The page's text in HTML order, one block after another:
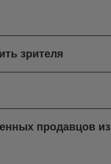
зрителя
продавцов из